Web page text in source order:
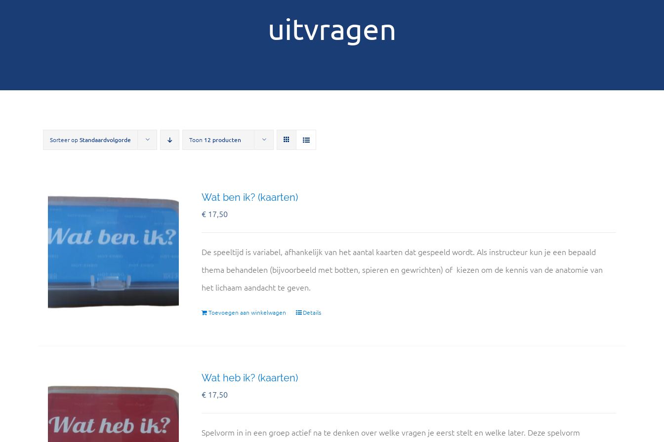
uitvragen
Sorteer opStandaardvolgorde Toon 12 producten
Wat ben ik? (kaarten)
€17,50
De speeltijd is variabel, afhankelijk van het aantal kaarten dat gespeeld wordt. Als instructeur kun je een bepaald
thema behandelen (bijvoorbeeld met botten, spieren en gewrichten) of kiezen om de kennis van de anatomie van
het lichaam aandacht te geven.
Toevoegen aan winkelwagen Details
Wat heb ik? (kaarten)
€17,50
Spelvorm in in een groep actief na te denken over welke vragen je eerst stelt en welke later. Deze spelvorm